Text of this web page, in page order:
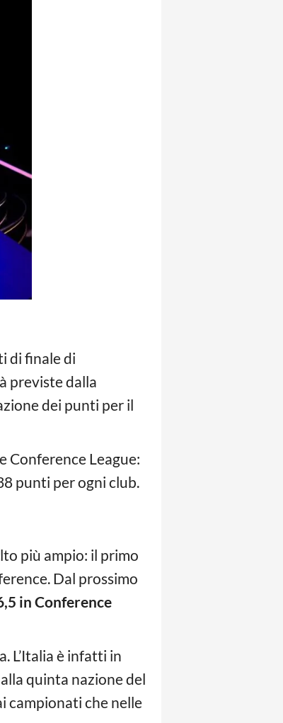
di finale di
previste dalla
dei punti per il
Conference League:
punti per ogni club.
più ampio: il primo
Dal prossimo
in Conference
L’Italia è infatti in
quinta nazione del
campionati che nelle